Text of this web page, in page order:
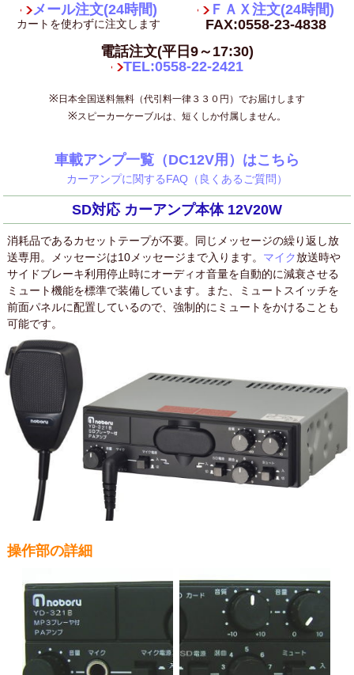
メール注文(24時間)
カートを使わずに注文します
ＦＡＸ注文(24時間)
FAX:0558-23-4838
電話注文(平日9～17:30)
TEL:0558-22-2421
※ 日本全国送料無料（代引料一律３３０円）でお届けします
※スピーカーケーブルは、短くしか付属しません。
車載アンプ一覧（DC12V用）はこちら
カーアンプに関するFAQ（良くあるご質問）
SD対応 カーアンプ本体 12V20W
消耗品であるカセットテープが不要。同じメッセージの繰り返し放
送専用。メッセージは10メッセージまで入ります。 マイク放送時や
サイドブレーキ利用停止時にオーディオ音量を自動的に減衰させる
ミュート機能を標準で装備しています。また、ミュートスイッチを
前面パネルに配置しているので、強制的にミュートをかけることも
可能です。
操作部の詳細